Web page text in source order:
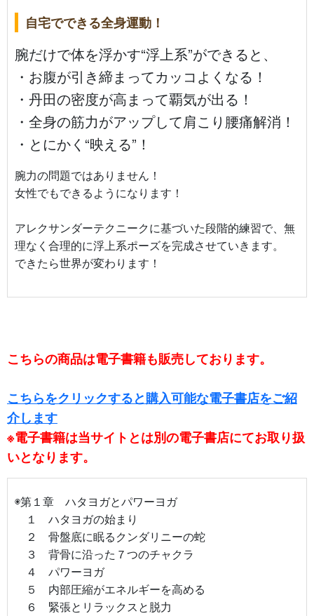
自宅でできる全身運動！
腕だけで体を浮かす“浮上系”ができると、
・お腹が引き締まってカッコよくなる！
・丹田の密度が高まって覇気が出る！
・全身の筋力がアップして肩こり腰痛解消！
・とにかく“映える”！
腕力の問題ではありません！
女性でもできるようになります！
アレクサンダーテクニークに基づいた段階的練習で、無
理なく合理的に浮上系ポーズを完成させていきます。
できたら世界が変わります！
こちらの商品は電子書籍も販売しております。
こちらをクリックすると購入可能な電子書店をご紹
介します
※電子書籍は当サイトとは別の電子書店にてお取り扱
いとなります。
◉第１章 ハタヨガとパワーヨガ
１ ハタヨガの始まり
２ 骨盤底に眠るクンダリニーの蛇
３ 背骨に沿った７つのチャクラ
４ パワーヨガ
５ 内部圧縮がエネルギーを高める
６ 緊張とリラックスと脱力